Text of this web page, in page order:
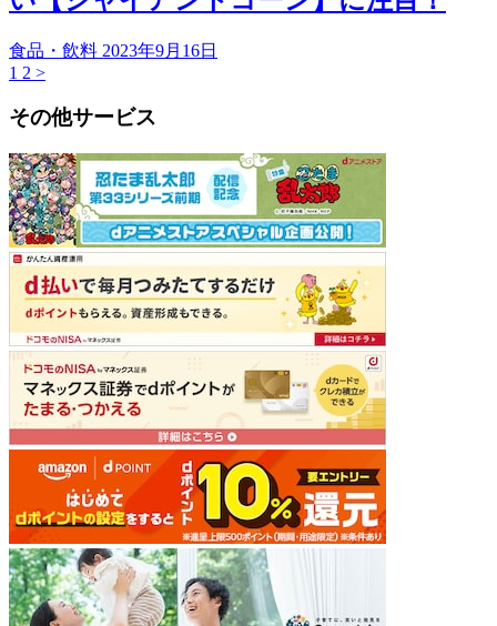
食品・飲料 2023年9月16日
1 2 >
その他サービス